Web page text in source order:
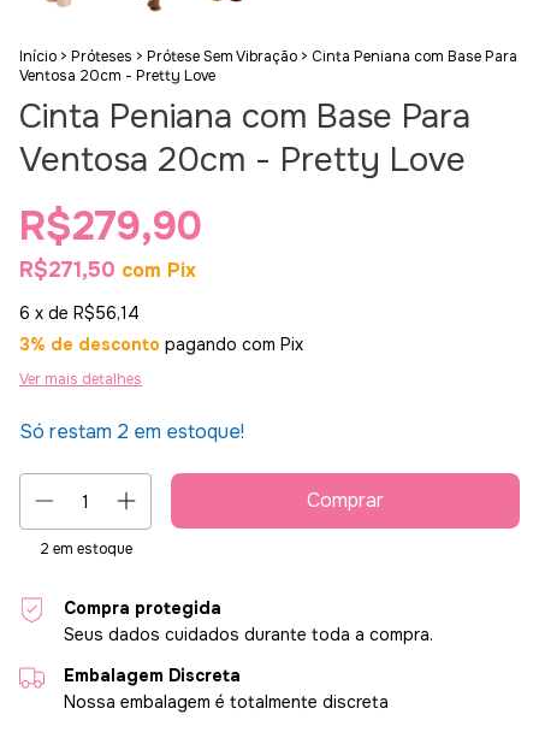
Início > Próteses > Prótese Sem Vibração > Cinta Peniana com Base Para
Ventosa 20cm - Pretty Love
Cinta Peniana com Base Para
Ventosa 20cm - Pretty Love
R$279,90
R$271,50 com Pix
6 x de R$56,14
3% de desconto pagando com Pix
Ver mais detalhes
Só restam 2 em estoque!
2 em estoque
Compra protegida
Seus dados cuidados durante toda a compra.
Embalagem Discreta
Nossa embalagem é totalmente discreta